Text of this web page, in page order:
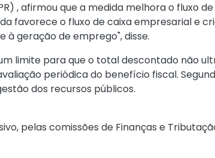
, afirmou que a medida melhora o fluxo
favorece o fluxo de caixa empresarial e
à geração de emprego", disse.
limite para que o total descontado não
periódica do benefício fiscal.
dos recursos públicos.
pelas comissões de Finanças e